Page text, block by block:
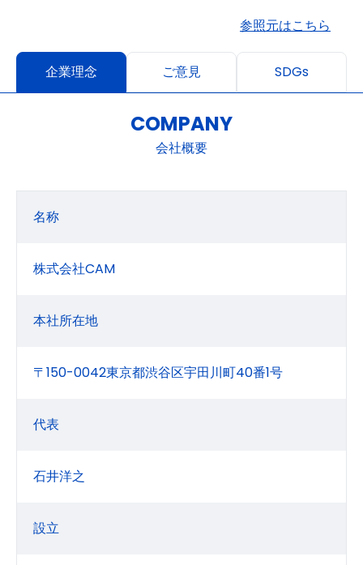
参照元はこちら
企業理念 ご意見 SDGs
COMPANY
会社概要
名称
株式会社CAM
本社所在地
〒150-0042東京都渋谷区宇田川町40番1号
代表
石井洋之
設立